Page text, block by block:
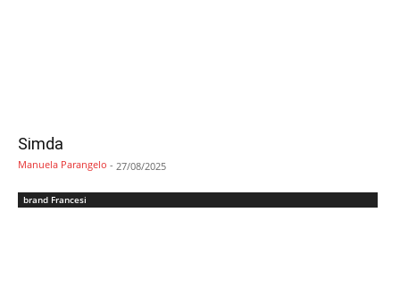
Simda
Manuela Parangelo - 27/08/2025
brand Francesi